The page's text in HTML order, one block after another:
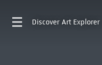
Discover Art Explorer